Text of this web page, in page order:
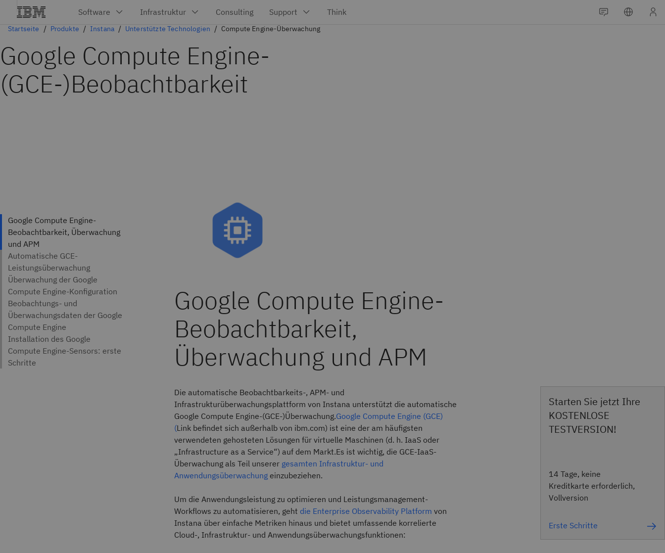
Startseite Produkte Instana Unterstützte Technologien Compute Engine-Überwachung
Google Compute Engine-
(GCE-)Beobachtbarkeit
Die automatische Beobachtbarkeits-, APM- und
Infrastrukturüberwachungsplattform von Instana unterstützt die automatische
Google Compute Engine-(GCE-)Überwachung.Google Compute Engine (GCE)
(Link befindet sich außerhalb von ibm.com) ist eine der am häufigsten
verwendeten gehosteten Lösungen für virtuelle Maschinen (d. h. IaaS oder
„Infrastructure as a Service“) auf dem Markt.Es ist wichtig, die GCE-IaaS-
Überwachung als Teil unserer gesamten Infrastruktur- und
Anwendungsüberwachung einzubeziehen.
Um die Anwendungsleistung zu optimieren und Leistungsmanagement-
Workflows zu automatisieren, geht die Enterprise Observability Platform von
Instana über einfache Metriken hinaus und bietet umfassende korrelierte
Cloud-, Infrastruktur- und Anwendungsüberwachungsfunktionen:
Starten Sie jetzt Ihre
KOSTENLOSE
TESTVERSION!
14 Tage, keine
Kreditkarte erforderlich,
Vollversion
Erste Schritte